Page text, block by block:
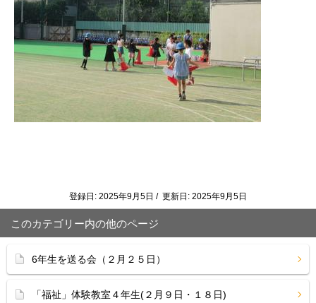
登録日: 2025年9月5日 / 更新日: 2025年9月5日
このカテゴリー内の他のページ
6年生を送る会（２月２５日）
「福祉」体験教室４年生(２月９日・１８日)